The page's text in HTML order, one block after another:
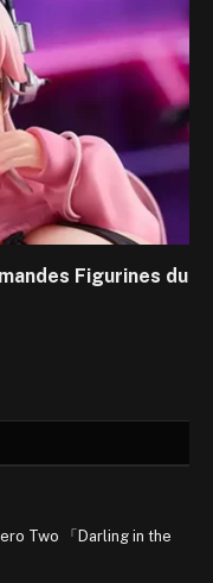
Figurines du
Two 「Darling in the